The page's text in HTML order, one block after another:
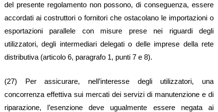
del presente regolamento non possono, di conseguenza, essere
accordati ai costruttori o fornitori che ostacolano le importazioni o
esportazioni parallele con misure prese nei riguardi degli
utilizzatori, degli intermediari delegati o delle imprese della rete
distributiva (articolo 6, paragrafo 1, punti 7 e 8).
(27) Per assicurare, nell’interesse degli utilizzatori, una
concorrenza effettiva sui mercati dei servizi di manutenzione e di
riparazione, l’esenzione deve ugualmente essere negata ai